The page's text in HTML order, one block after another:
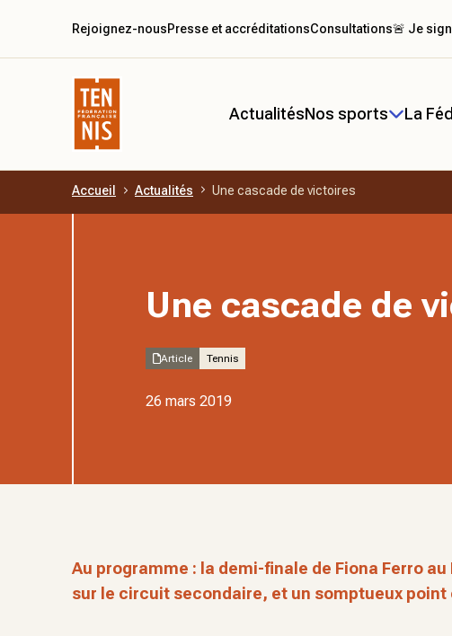
Aller au contenu principal
ActualitésNos sports La
Rejoignez-nousPresse et accréditationsConsultations🚨 Je
Accueil Actualités Une cascade de victoires
Une cascade de
Article Tennis
26 mars 2019
Au programme : la demi-finale de Fiona Ferro
sur le circuit secondaire, et un somptueux point